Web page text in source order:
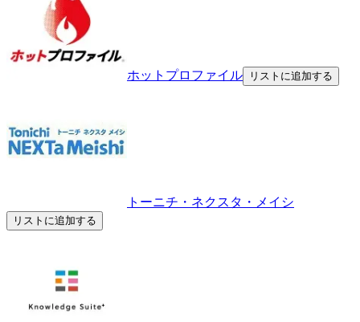
ホットプロファイル リストに追加する
トーニチ・ネクスタ・メイシ
リストに追加する